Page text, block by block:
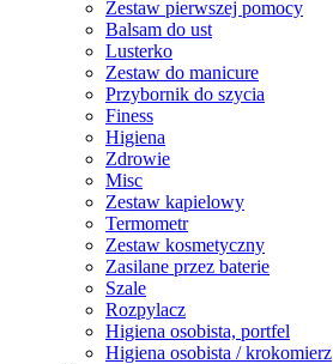
Zestaw pierwszej pomocy
Balsam do ust
Lusterko
Zestaw do manicure
Przybornik do szycia
Finess
Higiena
Zdrowie
Misc
Zestaw kapielowy
Termometr
Zestaw kosmetyczny
Zasilane przez baterie
Szale
Rozpylacz
Higiena osobista, portfel
Higiena osobista / krokomierz